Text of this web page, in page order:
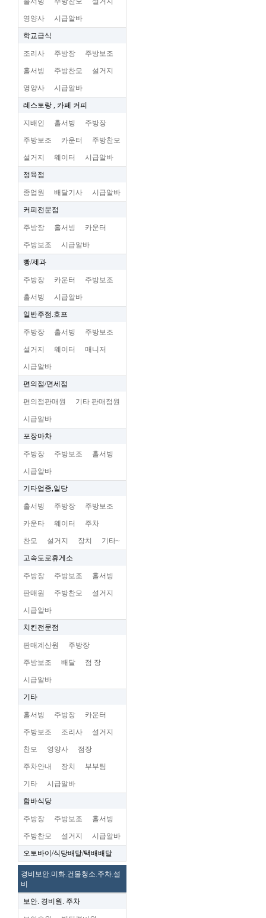
영양사 시급알바
학교급식
조리사 주방장 주방보조
홀서빙 주방찬모 설거지
영양사 시급알바
레스토랑 , 카페 커피
지배인 홀서빙 주방장
주방보조 카운터 주방찬모
설거지 웨이터 시급알바
정육점
종업원 배달기사 시급알바
커피전문점
주방장 홀서빙 카운터
주방보조 시급알바
빵/제과
주방장 카운터 주방보조
홀서빙 시급알바
일반주점.호프
주방장 홀서빙 주방보조
설거지 웨이터 매니저
시급알바
편의점/면세점
편의점판매원 기타 판매점원
시급알바
포장마차
주방장 주방보조 홀서빙
시급알바
기타업종,일당
홀서빙 주방장 주방보조
카운타 웨이터 주차
찬모 설거지 장치 기타~
고속도로휴게소
주방장 주방보조 홀서빙
판매원 주방찬모 설거지
시급알바
치킨전문점
판매계산원 주방장
주방보조 배달 점 장
시급알바
기타
홀서빙 주방장 카운터
주방보조 조리사 설거지
찬모 영양사 점장
주차안내 장치 부부팀
기타 시급알바
함바식당
주방장 주방보조 홀서빙
주방찬모 설거지 시급알바
오토바이/식당배달/택배배달
경비보안.미화.건물청소.주차.설
비
보안. 경비원. 주차